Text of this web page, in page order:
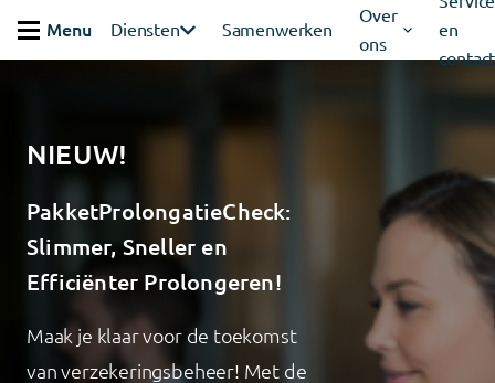
Menu
Diensten Samenwerken
Over
ons
en
contact
NIEUW!
PakketProlongatieCheck:
Slimmer, Sneller en
Efficiënter Prolongeren!
Maak je klaar voor de toekomst
van verzekeringsbeheer! Met de